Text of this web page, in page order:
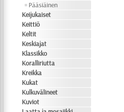
Pääsiäinen
Keijukaiset
Keittiö
Keltit
Keskiajat
Klassikko
Koralliriutta
Kreikka
Kukat
Kulkuvälineet
Kuviot